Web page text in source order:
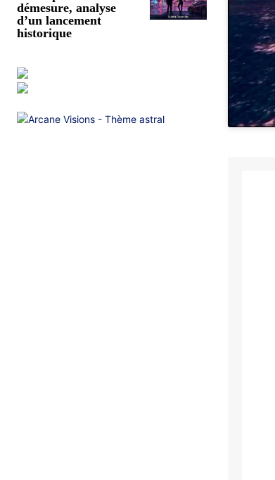
démesure, analyse
d’un lancement
historique